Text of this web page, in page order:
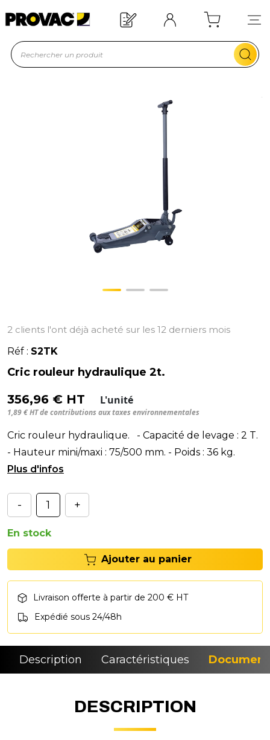
Offre de bienvenue : 20€ offerts !
En savoir plus
2 clients l'ont déjà acheté sur les 12 derniers mois
Réf : S2TK
Cric rouleur hydraulique 2t.
356,96 € HT L'unité
1,89 € HT de contributions aux taxes environnementales
Cric rouleur hydraulique. - Capacité de levage : 2 T.
- Hauteur mini/maxi : 75/500 mm. - Poids : 36 kg.
Pour le levage des véhicules él
- +
En stock
Ajouter au panier
Livraison offerte à partir de 200 € HT
Expédié sous 24/48h
Description Caractéristiques
DESCRIPTION